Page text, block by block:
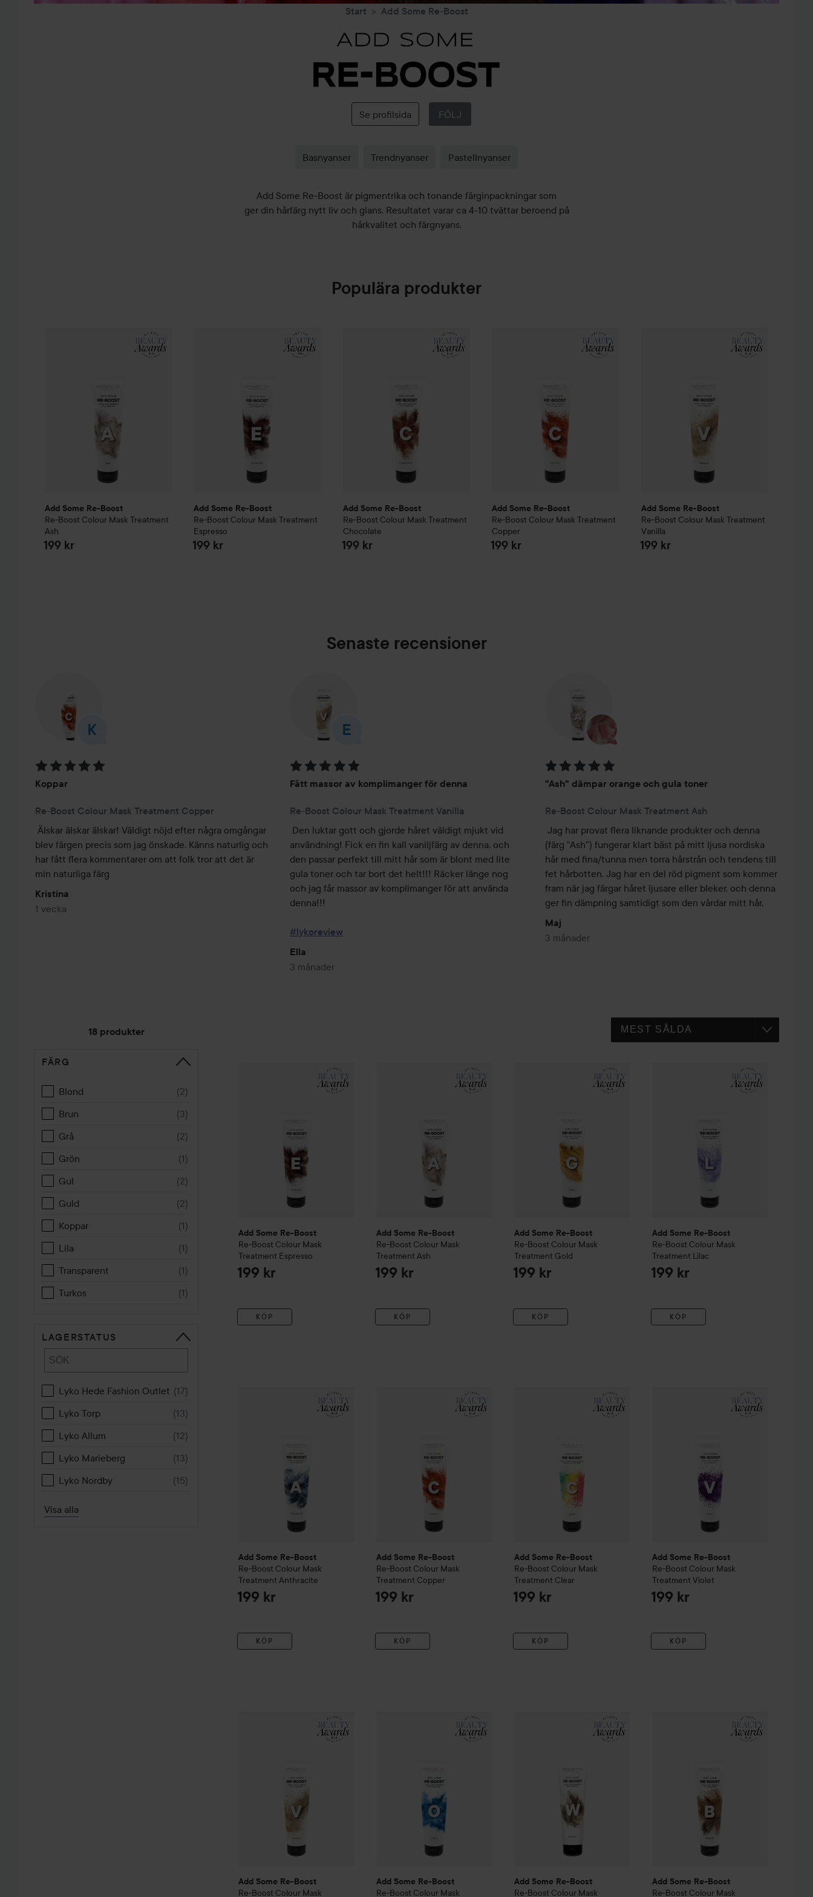
Start Add Some Re-Boost
Add
Some
Re-
Boost
Se profilsida FÖLJ
Basnyanser Trendnyanser Pastellnyanser
Add Some Re-Boost är pigmentrika och tonande färginpackningar som
ger din hårfärg nytt liv och glans. Resultatet varar ca 4-10 tvättar beroend på
hårkvalitet och färgnyans.
Populära produkter
Add Some Re-Boost
Re-Boost Colour Mask Treatment
Ash
199 kr
Re-Boost 199 kr
Add Some Re-Boost
Re-Boost Colour Mask Treatment
Espresso
199 kr
Re-Boost Espresso199 kr
Add Some Re-Boost
Re-Boost Colour Mask Treatment
Chocolate
199 kr
Re-Boost Chocolate
Add Some Re-Boost
Re-Boost Colour Mask Treatment
Copper
199 kr
Re-Boost Copper199 kr
Add Some Re-Boost
Re-Boost Colour Mask Treatment
Vanilla
199 kr
Re-Boost
Senaste recensioner
Betyg: 5 av 5
Koppar
Re-Boost Colour Mask Treatment Copper
Älskar älskar älskar! Väldigt nöjd efter några omgångar
blev färgen precis som jag önskade. Känns naturlig och
har fått flera kommentarer om att folk tror att det är
min naturliga färg
Kristina
1 vecka
Betyg: 5 av 5
Fått massor av komplimanger för denna
Re-Boost Colour Mask Treatment Vanilla
Den luktar gott och gjorde håret väldigt mjukt vid
användning! Fick en fin kall vaniljfärg av denna, och
den passar perfekt till mitt hår som är blont med lite
gula toner och tar bort det helt!!! Räcker länge nog
och jag får massor av komplimanger för att använda
denna!!!
#lykoreview
Ella
3 månader
Betyg: 5 av 5
"Ash" dämpar orange och gula toner
Re-Boost Colour Mask Treatment Ash
Jag har provat flera liknande produkter och denna
(färg "Ash") fungerar klart bäst på mitt ljusa nordiska
hår med fina/tunna men torra hårstrån och tendens till
fet hårbotten. Jag har en del röd pigment som kommer
fram när jag färgar håret ljusare eller bleker, och denna
ger fin dämpning samtidigt som den vårdar mitt hår.
Maj
3 månader
18 produkter
HOPPA TILL SORTERA
FÄRG
Blond (2)
Brun
(3)
Grå
(2)
Grön
(1)
Gul
(2)
Guld
(2)
Koppar
(1)
Lila
(1)
Transparent
(1)
Turkos
(1)
LAGERSTATUS
Lyko Hede Fashion Outlet (17)
Lyko Torp
(13)
Lyko Allum
(12)
Lyko Marieberg
(13)
Lyko Nordby
(15)
Visa alla
Add Some Re-Boost
Re-Boost Colour Mask
Treatment Espresso
199 kr
KÖP
Re-Boost Espresso
Add Some Re-Boost
Re-Boost Colour Mask
Treatment Ash
199 kr
KÖP
Re-Boost Ash199 kr
Add Some Re-Boost
Re-Boost Colour Mask
Treatment Gold
199 kr
KÖP
Re-Boost Gold
Add Some Re-Boost
Re-Boost Colour Mask
Treatment Lilac
199 kr
KÖP
Re-Boost
Add Some Re-Boost
Re-Boost Colour Mask
Treatment Anthracite
199 kr
KÖP
Re-Boost Anthracite
Add Some Re-Boost
Re-Boost Colour Mask
Treatment Copper
199 kr
KÖP
Re-Boost Copper
Add Some Re-Boost
Re-Boost Colour Mask
Treatment Clear
199 kr
KÖP
Re-Boost Clear
Add Some Re-Boost
Re-Boost Colour Mask
Treatment Violet
199 kr
KÖP
Re-Boost
Add Some Re-Boost
Re-Boost Colour Mask
Re-Boost Vanilla
Add Some Re-Boost
Re-Boost Colour Mask
Re-Boost Ocean
Add Some Re-Boost
Re-Boost Colour Mask
Re-Boost Walnut
Add Some Re-Boost
Re-Boost Colour Mask
Re-Boost